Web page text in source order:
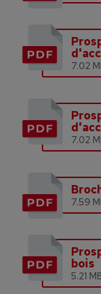
7.02
7.02
7.59
bois
5.21